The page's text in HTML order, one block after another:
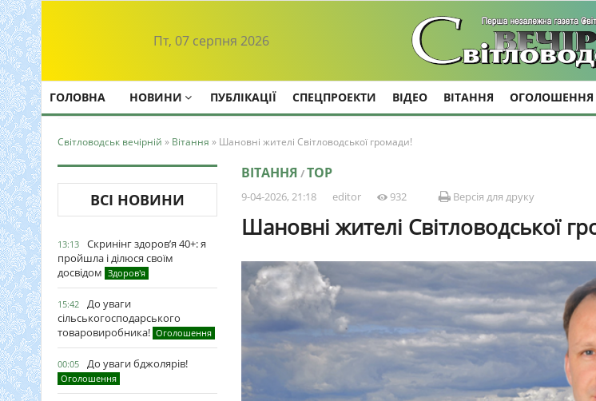
Пт, 07 серпня 2026
ГОЛОВНА НОВИНИ ПУБЛІКАЦІЇ СПЕЦПРОЕКТИ ВІДЕО ВІТАННЯ ОГОЛОШЕННЯ
Світловодськ вечірній » Вітання » Шановні жителі Світловодської громади!
ВСІ НОВИНИ
13:13
Скринінг здоров’я 40+: я
пройшла і ділюся своїм
досвідом Здоров'я
15:42
До уваги
сільськогосподарського
товаровиробника! Оголошення
00:05 До уваги бджолярів!
Оголошення
ВІТАННЯ /TOP
9-04-2026, 21:18 editor 932 Версія для друку
Шановні жителі Світловодської